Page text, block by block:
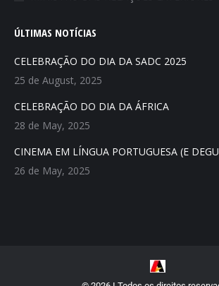
ÚLTIMAS NOTÍCIAS
CELEBRAÇÃO DO DIA DA SADC 2025
25 de August, 2025
CELEBRAÇÃO DO DIA DA ÁFRICA
28 de May, 2025
CINEMA EM LÍNGUA PORTUGUESA (E
26 de May, 2025